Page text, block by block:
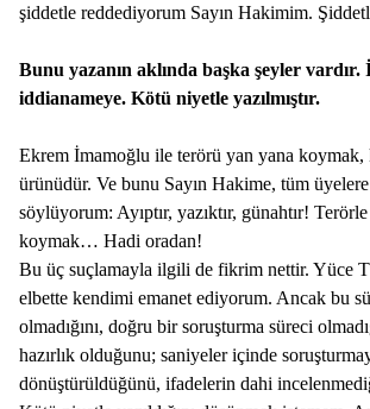
şiddetle reddediyorum Sayın Hakimim.
Bunu yazanın aklında başka şeyler
iddianameye. Kötü niyetle yazılmıştır.
Ekrem İmamoğlu ile terörü yan yana
ürünüdür. Ve bunu Sayın Hakime, tüm
söylüyorum: Ayıptır, yazıktır, günahtır!
koymak… Hadi oradan!
Bu üç suçlamayla ilgili de fikrim nettir. Yüce
elbette kendimi emanet ediyorum. Ancak bu
olmadığını, doğru bir soruşturma süreci
hazırlık olduğunu; saniyeler içinde
dönüştürüldüğünü, ifadelerin dahi